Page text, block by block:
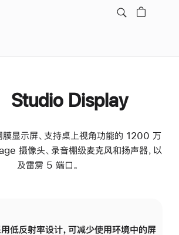
Studio Display
显示屏、支持桌上视角功能的 1200 万
摄像头、录音棚级麦克风和扬声器，以
及雷雳 5 端口。
低反射率设计，可减少使用环境中的屏